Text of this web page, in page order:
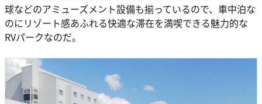
球などのアミューズメント設備も揃っているので、車中泊な
のにリゾート感あふれる快適な滞在を満喫できる魅力的な
RVパークなのだ。